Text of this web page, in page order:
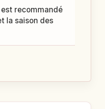
recommandé
la saison des